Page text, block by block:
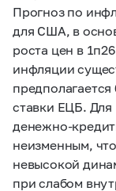
Прогноз по
для США, в
роста цен в
инфляции
ставки ЕЦБ. Для
денежно-
неизменным,
невысокой
при слабом